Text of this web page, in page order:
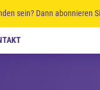
sein? Dann abonnieren